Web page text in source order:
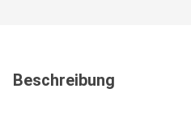
Beschreibung